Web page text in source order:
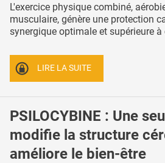
L'exercice physique combiné,
musculaire, génère une protection
synergique optimale et supérieure à
LIRE LA SUITE
PSILOCYBINE : Une
modifie la structure
améliore le bien-être